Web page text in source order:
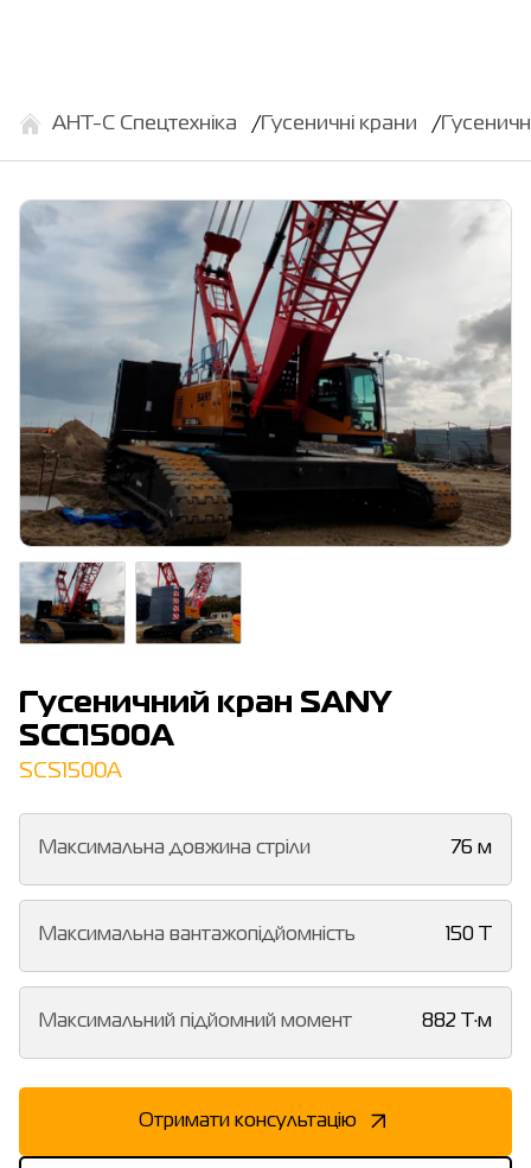
АНТ-С Спецтехніка Гусеничні крани
Гусеничний кран SANY
SCC1500A
SCS1500A
Максимальна довжина стріли 76 м
Максимальна вантажопідйомність 150 Т
Максимальний підйомний момент 882 Т·м
Отримати консультацію